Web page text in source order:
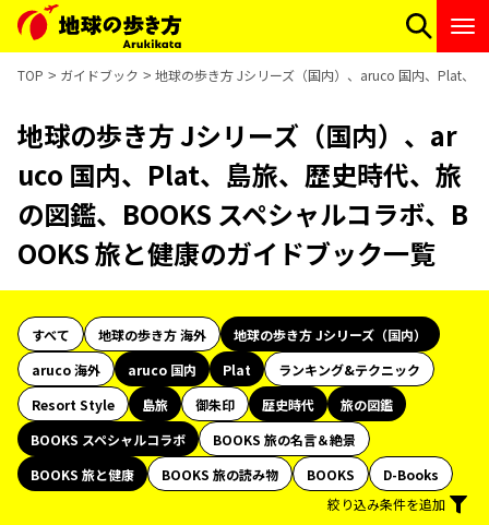
TOP ガイドブック 地球の歩き方 Jシリーズ（国内）、aruco 国内、Plat、
地球の歩き方 Jシリーズ（国内）、ar
uco 国内、Plat、島旅、歴史時代、旅
の図鑑、BOOKS スペシャルコラボ、B
OOKS 旅と健康のガイドブック一覧
すべて 地球の歩き方 海外
地球の歩き方 Jシリーズ（国内）
aruco 海外
aruco 国内 Plat
ランキング&テクニック
Resort Style
島旅 御朱印 歴史時代
旅の図鑑
BOOKS スペシャルコラボ
BOOKS 旅の名言＆絶景
BOOKS 旅と健康
BOOKS 旅の読み物 BOOKS
D-Books
絞り込み条件を追加